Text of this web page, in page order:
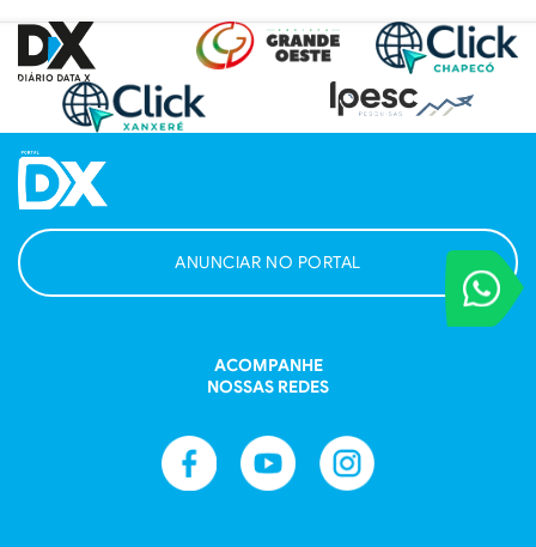
VOCÊ
Entre em
ANUNCIAR NO PORTAL
ACOMPANHE
NOSSAS REDES